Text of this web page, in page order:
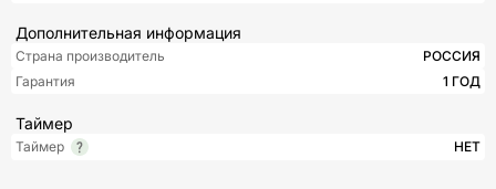
Дополнительная информация
Страна производитель
РОССИЯ
Гарантия
1 ГОД
Таймер
Таймер НЕТ